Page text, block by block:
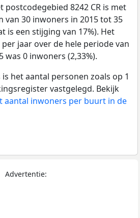
postcodegebied 8242 CR is met
van 30 inwoners in 2015 tot 35
is een stijging van 17%). Het
jaar over de hele periode van
was 0 inwoners (2,33%).
het aantal personen zoals op 1
vastgelegd. Bekijk
aantal inwoners per buurt in de
Advertentie: